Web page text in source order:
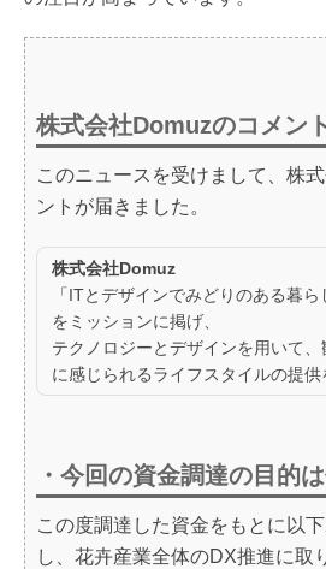
株式会社Domuzのコメント
このニュースを受けまして、株
ントが届きました。
株式会社Domuz
「ITとデザインでみどりのある暮ら
をミッションに掲げ、
テクノロジーとデザインを用いて
に感じられるライフスタイルの提供
・今回の資金調達の目的
この度調達した資金をもとに以
し、花卉産業全体のDX推進に取